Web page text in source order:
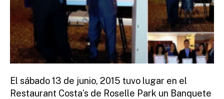
El sábado 13 de junio, 2015 tuvo lugar en el
Restaurant Costa’s de Roselle Park un Banquete